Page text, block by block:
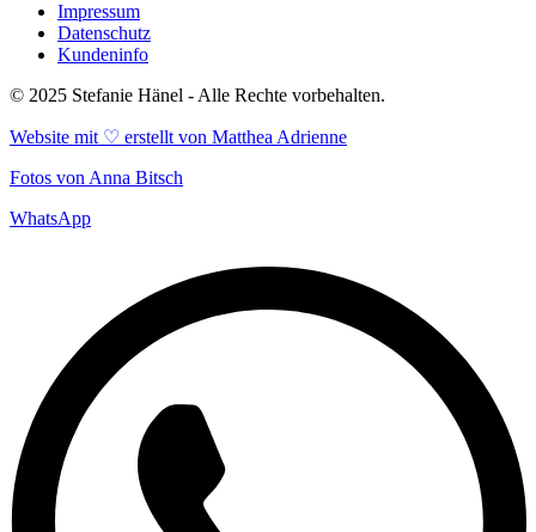
Impressum
Datenschutz
Kundeninfo
© 2025 Stefanie Hänel - Alle Rechte vorbehalten.
Website mit ♡ erstellt von Matthea Adrienne
Fotos von Anna Bitsch
WhatsApp